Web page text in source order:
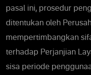
pasal ini, prosedur
ditentukan oleh
mempertimbangkan
terhadap Perjanjian
sisa periode